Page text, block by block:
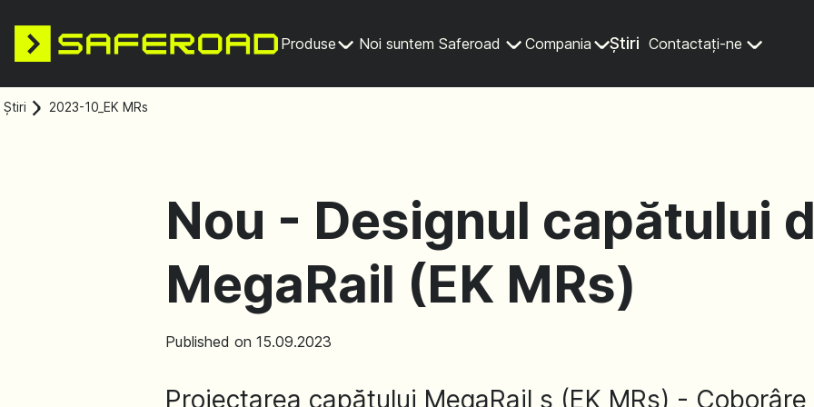
Produse Noi suntem Saferoad Compania Știri Contactați-ne
Știri 2023-10_EK MRs
Nou - Designul capătului
MegaRail (EK MRs)
Published on 15.09.2023
Proiectarea capătului MegaRail s (EK MRs) -